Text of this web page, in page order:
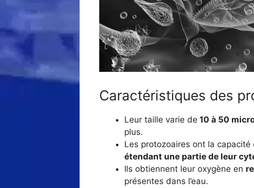
Caractéristiques des
Leur taille varie de 10 à 50
plus.
Les protozoaires ont la
étendant une partie de leur
Ils obtiennent leur oxygène en
présentes dans l’eau.